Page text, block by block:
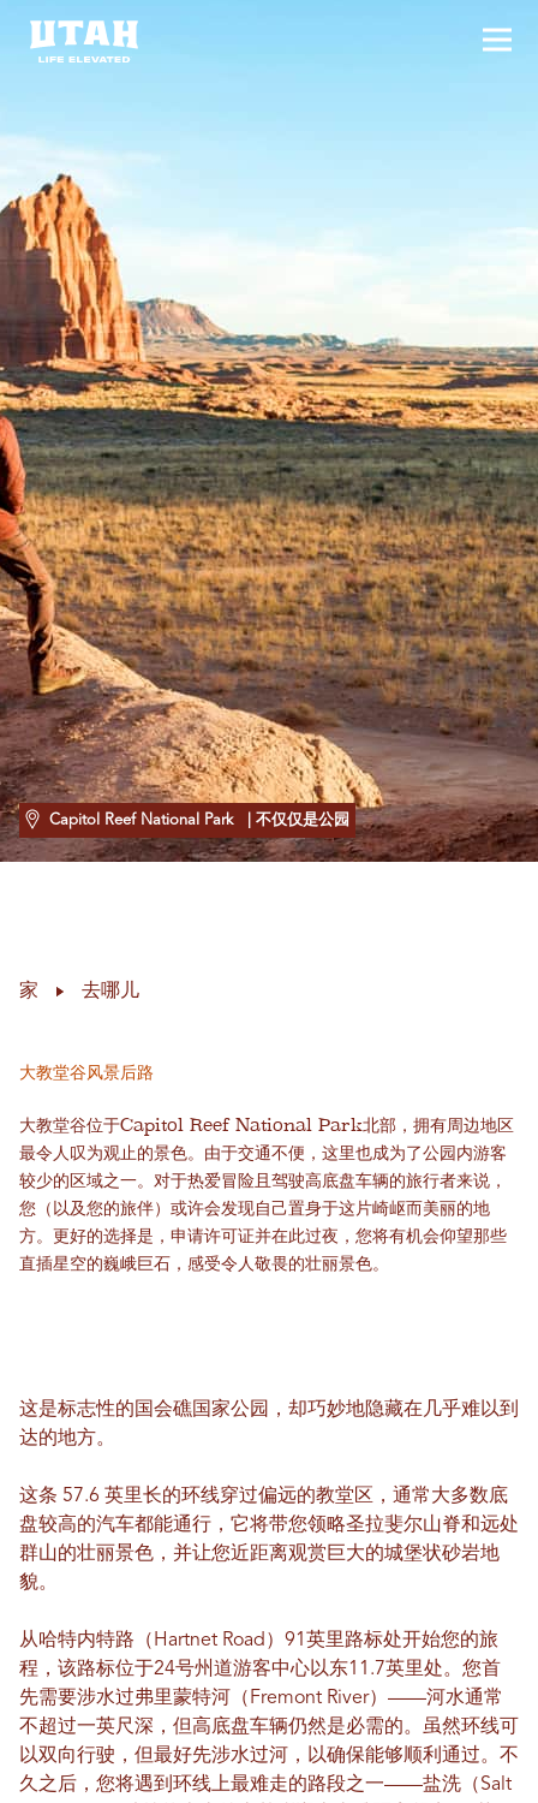
切换
Capitol Reef National Park | 不仅仅是公园
家 去哪儿
大教堂谷风景后路
大教堂谷位于Capitol Reef National Park北部，拥有周边地区
最令人叹为观止的景色。由于交通不便，这里也成为了公园内游客
较少的区域之一。对于热爱冒险且驾驶高底盘车辆的旅行者来说，
您（以及您的旅伴）或许会发现自己置身于这片崎岖而美丽的地
方。更好的选择是，申请许可证并在此过夜，您将有机会仰望那些
直插星空的巍峨巨石，感受令人敬畏的壮丽景色。
这是标志性的国会礁国家公园，却巧妙地隐藏在几乎难以到
达的地方。
这条 57.6 英里长的环线穿过偏远的教堂区，通常大多数底
盘较高的汽车都能通行，它将带您领略圣拉斐尔山脊和远处
群山的壮丽景色，并让您近距离观赏巨大的城堡状砂岩地
貌。
从哈特内特路（Hartnet Road）91英里路标处开始您的旅
程，该路标位于24号州道游客中心以东11.7英里处。您首
先需要涉水过弗里蒙特河（Fremont River）——河水通常
不超过一英尺深，但高底盘车辆仍然是必需的。虽然环线可
以双向行驶，但最好先涉水过河，以确保能够顺利通过。不
久之后，您将遇到环线上最难走的路段之一——盐洗（Salt